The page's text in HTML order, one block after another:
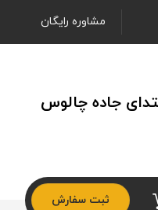
مشاوره رایگان
جاده چالوس
ثبت سفارش